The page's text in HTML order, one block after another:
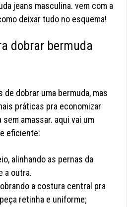
jeans masculina. vem com a
deixar tudo no esquema!
dobrar bermuda
dobrar uma bermuda, mas
práticas pra economizar
amassar. aqui vai um
eficiente:
alinhando as pernas da
a outra.
a costura central pra
retinha e uniforme;